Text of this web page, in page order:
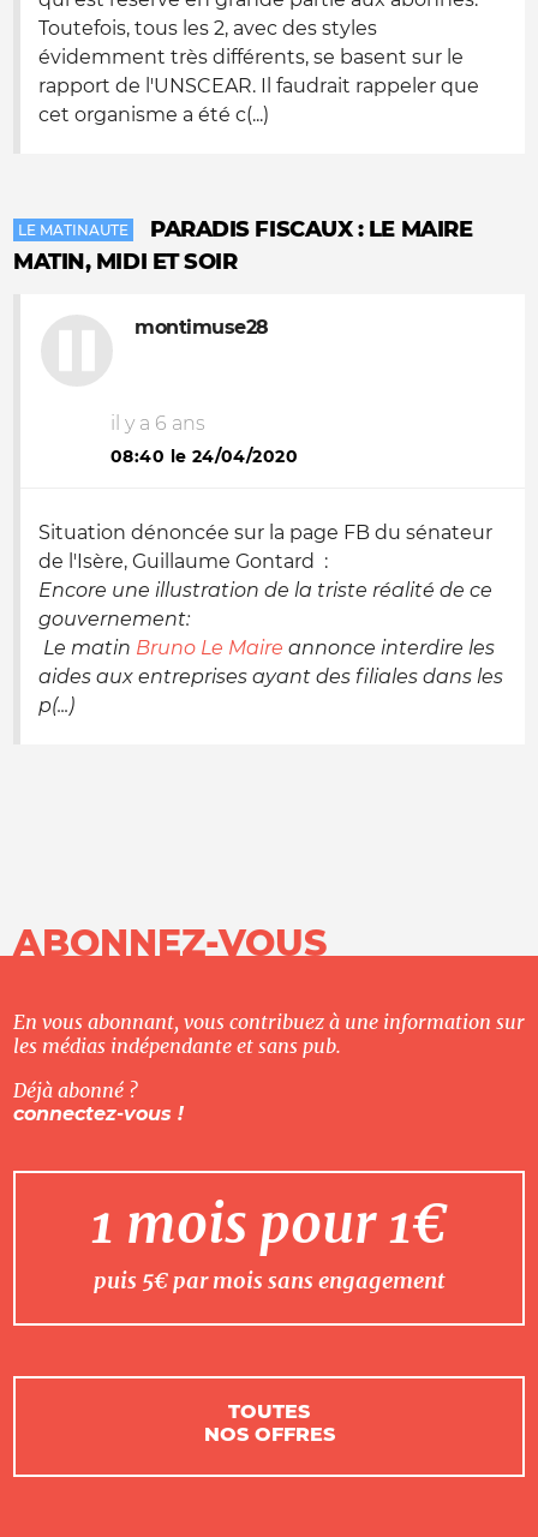
Toutefois, tous les 2, avec des styles
évidemment très différents, se basent sur le
rapport de l'UNSCEAR. Il faudrait rappeler que
cet organisme a été c(...)
LE MATINAUTE
PARADIS FISCAUX : LE MAIRE
MATIN, MIDI ET SOIR
montimuse28
il y a 6 ans
08:40 le 24/04/2020
Situation dénoncée sur la page FB du sénateur
de l'Isère, Guillaume Gontard :
Encore une illustration de la triste réalité de ce
gouvernement:
Le matin Bruno Le Maire annonce interdire les
aides aux entreprises ayant des filiales dans les
p(...)
ABONNEZ-VOUS
En vous abonnant, vous contribuez à une information sur
les médias indépendante et sans pub.
Déjà abonné ?
connectez-vous !
1 mois pour 1€
puis 5€ par mois sans engagement
TOUTES
NOS OFFRES